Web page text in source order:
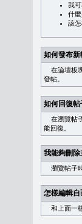
我
什麼
該
如何發布新
在論壇板
發帖。
如何回復帖
在瀏覽帖
能回復。
我能夠刪除
瀏覽帖子
怎樣編輯自
和上面一